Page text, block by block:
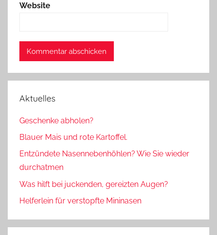
Website
Aktuelles
Geschenke abholen?
Blauer Mais und rote Kartoffel.
Entzündete Nasennebenhöhlen? Wie Sie wieder
durchatmen
Was hilft bei juckenden, gereizten Augen?
Helferlein für verstopfte Mininasen